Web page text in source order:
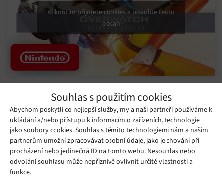
Souhlas s použitím cookies
Abychom poskytli co nejlepší služby, my a naši partneři používáme k
ukládání a/nebo přístupu k informacím o zařízeních, technologie
jako soubory cookies. Souhlas s těmito technologiemi nám a našim
partnerům umožní zpracovávat osobní údaje, jako je chování při
procházení nebo jedinečná ID na tomto webu. Nesouhlas nebo
odvolání souhlasu může nepříznivě ovlivnit určité vlastnosti a
funkce.
Kliknutím přijmete cookies a povolíte tento
obsah
Mohlo by se vám líbit